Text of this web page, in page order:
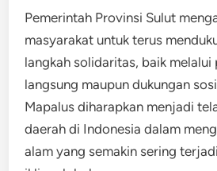
Pemerintah Provinsi Sulut
masyarakat untuk terus
langkah solidaritas, baik melalui
langsung maupun dukungan
Mapalus diharapkan menjadi
daerah di Indonesia dalam
alam yang semakin sering